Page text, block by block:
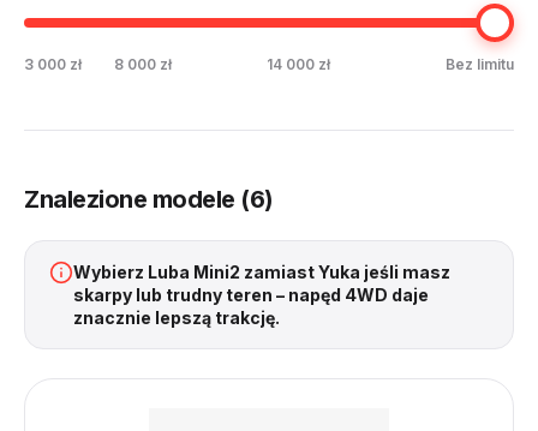
3 000 zł 8 000 zł 14 000 zł Bez limitu
Znalezione modele (6)
Wybierz Luba Mini2 zamiast Yuka jeśli masz
skarpy lub trudny teren – napęd 4WD daje
znacznie lepszą trakcję.